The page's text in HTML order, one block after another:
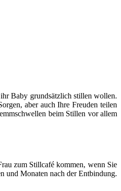
Baby grundsätzlich stillen wollen.
aber auch Ihre Freuden teilen
beim Stillen vor allem
zum Stillcafé kommen, wenn Sie
und Monaten nach der Entbindung.